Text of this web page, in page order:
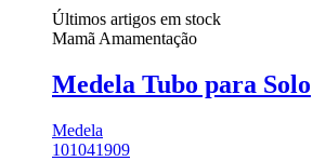
Últimos artigos em stock
Mamã Amamentação
Medela Tubo para Solo
Medela
101041909